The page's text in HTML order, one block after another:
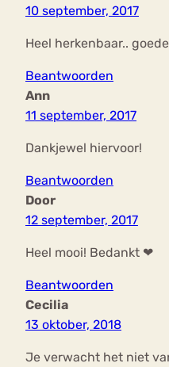
10 september, 2017
Heel herkenbaar..
Beantwoorden
Ann
11 september, 2017
Dankjewel hiervoor!
Beantwoorden
Door
12 september, 2017
Heel mooi! Bedankt ❤
Beantwoorden
Cecilia
13 oktober, 2018
Je verwacht het niet